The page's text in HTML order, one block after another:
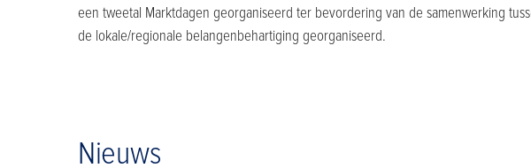
een tweetal Marktdagen georganiseerd ter bevordering van de samenwerking
de lokale/regionale belangenbehartiging georganiseerd.
Nieuws